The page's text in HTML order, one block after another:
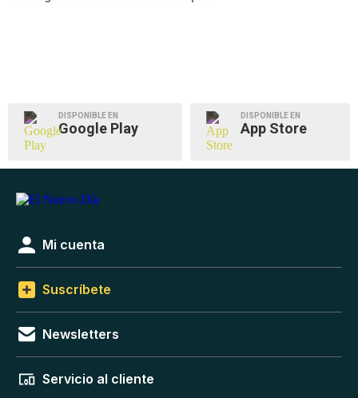
DISPONIBLE EN
Google Play
DISPONIBLE EN
App Store
Mi cuenta
Suscríbete
Newsletters
Servicio al cliente